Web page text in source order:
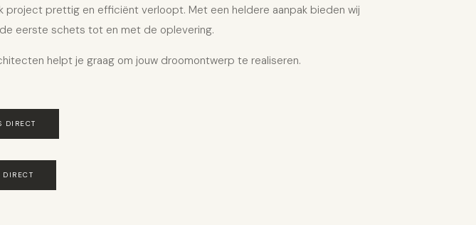
project prettig en efficiënt verloopt. Met een heldere aanpak bieden wij
eerste schets tot en met de oplevering.
helpt je graag om jouw droomontwerp te realiseren.
DIRECT